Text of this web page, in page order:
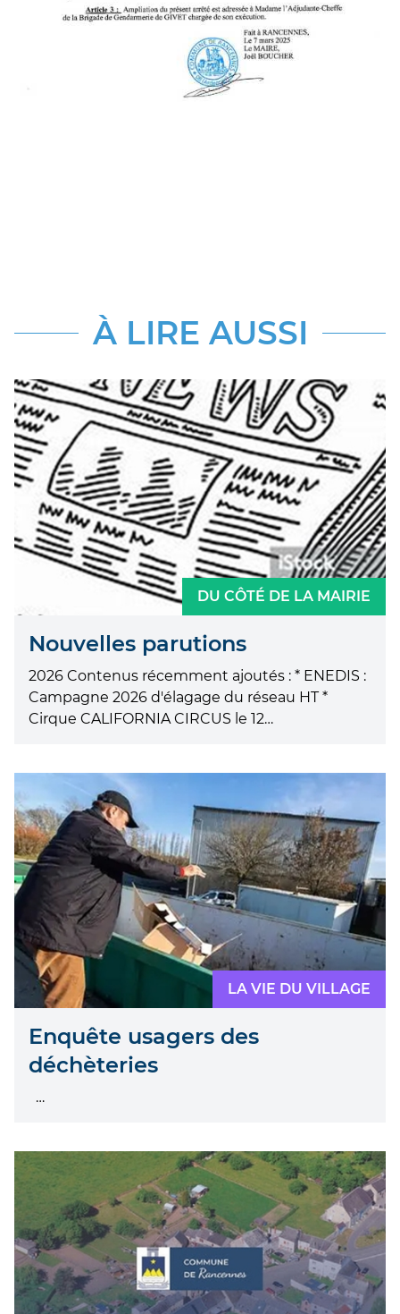
À LIRE AUSSI
DU CÔTÉ DE LA MAIRIE
Nouvelles parutions
2026 Contenus récemment ajoutés : * ENEDIS :
Campagne 2026 d'élagage du réseau HT *
Cirque CALIFORNIA CIRCUS le 12…
LA VIE DU VILLAGE
Enquête usagers des
déchèteries
…